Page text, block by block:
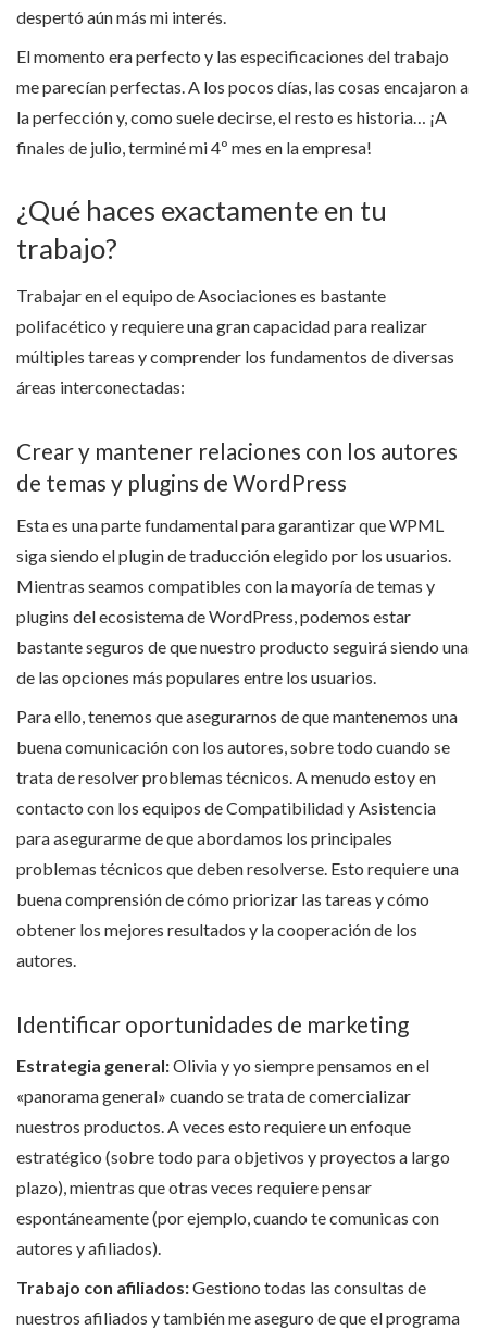
despertó aún más mi interés.
El momento era perfecto y las especificaciones del trabajo
me parecían perfectas. A los pocos días, las cosas encajaron a
la perfección y, como suele decirse, el resto es historia… ¡A
finales de julio, terminé mi 4º mes en la empresa!
¿Qué haces exactamente en tu
trabajo?
Trabajar en el equipo de Asociaciones es bastante
polifacético y requiere una gran capacidad para realizar
múltiples tareas y comprender los fundamentos de diversas
áreas interconectadas:
Crear y mantener relaciones con los autores
de temas y plugins de WordPress
Esta es una parte fundamental para garantizar que WPML
siga siendo el plugin de traducción elegido por los usuarios.
Mientras seamos compatibles con la mayoría de temas y
plugins del ecosistema de WordPress, podemos estar
bastante seguros de que nuestro producto seguirá siendo una
de las opciones más populares entre los usuarios.
Para ello, tenemos que asegurarnos de que mantenemos una
buena comunicación con los autores, sobre todo cuando se
trata de resolver problemas técnicos. A menudo estoy en
contacto con los equipos de Compatibilidad y Asistencia
para asegurarme de que abordamos los principales
problemas técnicos que deben resolverse. Esto requiere una
buena comprensión de cómo priorizar las tareas y cómo
obtener los mejores resultados y la cooperación de los
autores.
Identificar oportunidades de marketing
Estrategia general:Olivia y yo siempre pensamos en el
«panorama general» cuando se trata de comercializar
nuestros productos. A veces esto requiere un enfoque
estratégico (sobre todo para objetivos y proyectos a largo
plazo), mientras que otras veces requiere pensar
espontáneamente (por ejemplo, cuando te comunicas con
autores y afiliados).
Trabajo con afiliados:Gestiono todas las consultas de
nuestros afiliados y también me aseguro de que el programa